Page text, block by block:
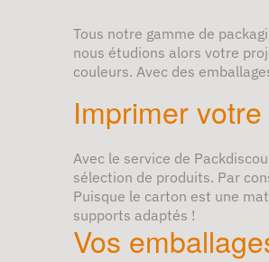
Tous notre gamme de
nous étudions alors votre
couleurs. Avec des
Imprimer
Avec le service de
sélection de produits. Par
Puisque le carton est une
supports adaptés !
Vos